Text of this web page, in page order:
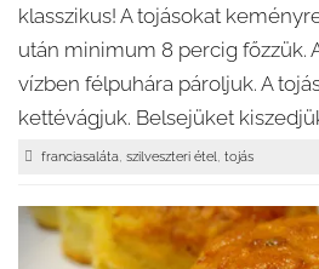
klasszikus! A tojásokat
után minimum 8 percig főzzük.
vízben félpuhára pároljuk. A
kettévágjuk. Belsejüket
franciasaláta, szilveszteri étel, tojás